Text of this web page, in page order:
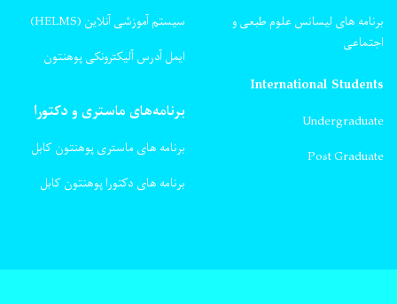
برنامه های لیسانس علوم طبعی و
اجتماعی
سیستم آموزشی آنلاین (HELMS)
ایمل آدرس آلیکترونکی پوهنتون
International Students
Undergraduate
Post Graduate
برنامه‌های ماستری و دکتورا
برنامه های ماستری پوهنتون کابل
برنامه های دکتورا پوهنتون کابل